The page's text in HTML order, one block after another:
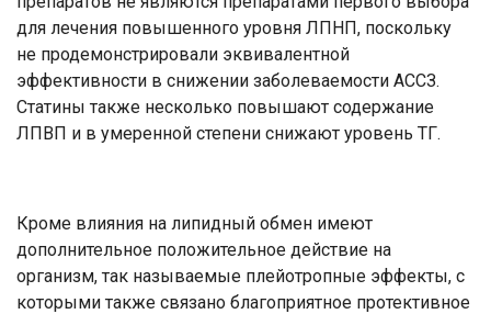
для лечения повышенного уровня ЛПНП, поскольку
не продемонстрировали эквивалентной
эффективности в снижении заболеваемости АССЗ.
Статины также несколько повышают содержание
ЛПВП и в умеренной степени снижают уровень ТГ.
Кроме влияния на липидный обмен имеют
дополнительное положительное действие на
организм, так называемые плейотропные эффекты, с
которыми также связано благоприятное протективное